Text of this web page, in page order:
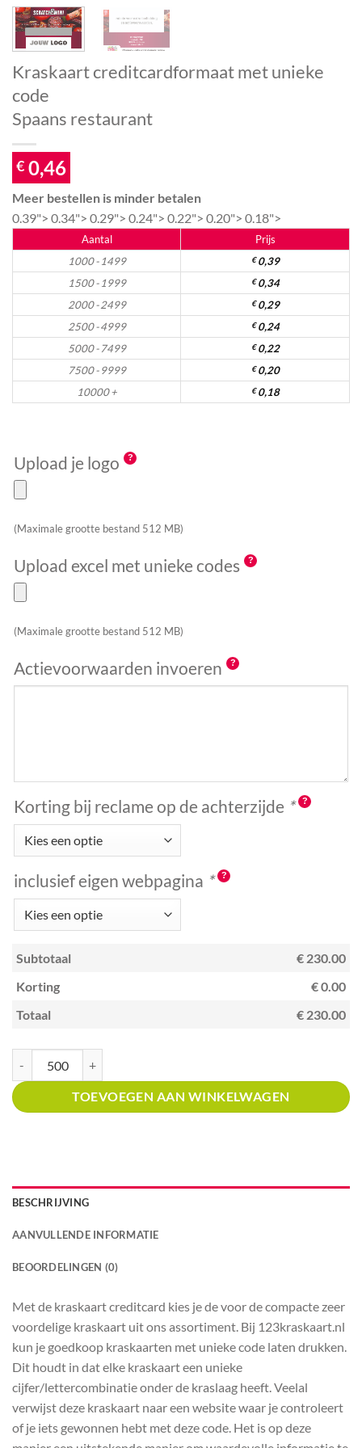
Kraskaart creditcardformaat met unieke
code
Spaans restaurant
€ 0,46
Meer bestellen is minder betalen
0.39"> 0.34"> 0.29"> 0.24"> 0.22"> 0.20"> 0.18">
Aantal
Prijs
1000 - 1499
€0,39
1500 - 1999
€0,34
2000 - 2499
€0,29
2500 - 4999
€0,24
5000 - 7499
€0,22
7500 - 9999
€0,20
10000 +
€0,18
Upload je logo
(Maximale grootte bestand 512 MB)
Upload excel met unieke codes
(Maximale grootte bestand 512 MB)
Actievoorwaarden invoeren
Korting bij reclame op de achterzijde *
inclusief eigen webpagina *
Subtotaal
€ 230.00
Korting
€ 0.00
Totaal
€ 230.00
TOEVOEGEN AAN WINKELWAGEN
BESCHRIJVING
AANVULLENDE INFORMATIE
BEOORDELINGEN (0)
Met de kraskaart creditcard kies je de voor de compacte zeer
voordelige kraskaart uit ons assortiment. Bij 123kraskaart.nl
kun je goedkoop kraskaarten met unieke code laten drukken.
Dit houdt in dat elke kraskaart een unieke
cijfer/lettercombinatie onder de kraslaag heeft. Veelal
verwijst deze kraskaart naar een website waar je controleert
of je iets gewonnen hebt met deze code. Het is op deze